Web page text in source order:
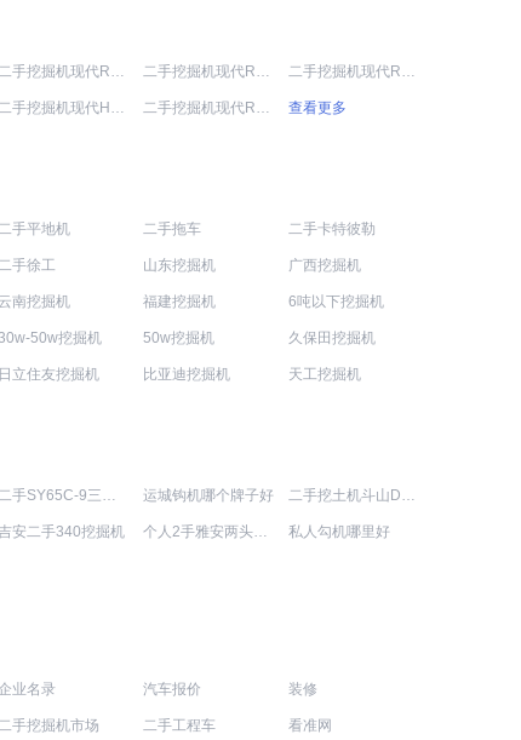
二手挖掘机现代R60-7 二手挖掘机现代R265LC-9 二手挖掘机现代R75BVS
二手挖掘机现代HX60G 二手挖掘机现代R215LVS 查看更多
手平地机 二手拖车 二手卡特彼勒
手徐工 山东挖掘机 广西挖掘机
云南挖掘机 福建挖掘机 6吨以下挖掘机
50w挖掘机 50w挖掘机 久保田挖掘机
日立住友挖掘机 比亚迪挖掘机 天工挖掘机
二手SY65C-9三一重工钩机价格表 运城钩机哪个牌子好 二手挖土机斗山DH220LC-V出售信息
安二手340挖掘机 个人2手雅安两头忙价格表 私人勾机哪里好
业名录 汽车报价 装修
手挖掘机市场 二手工程车 看准网